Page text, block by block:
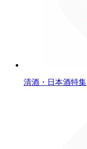
清酒・日本酒特集